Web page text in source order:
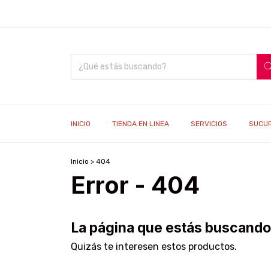
INICIO TIENDA EN LINEA SERVICIOS
Inicio > 404
Error - 404
La página que estás
Quizás te interesen estos productos.